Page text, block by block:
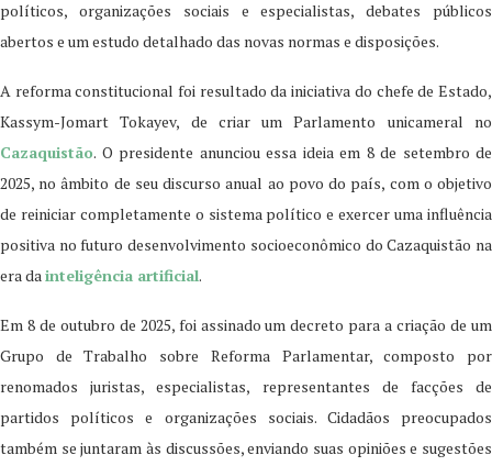
políticos, organizações sociais e especialistas, debates públicos
abertos e um estudo detalhado das novas normas e disposições.
A reforma constitucional foi resultado da iniciativa do chefe de Estado,
Kassym-Jomart Tokayev, de criar um Parlamento unicameral no
Cazaquistão. O presidente anunciou essa ideia em 8 de setembro de
2025, no âmbito de seu discurso anual ao povo do país, com o objetivo
de reiniciar completamente o sistema político e exercer uma influência
positiva no futuro desenvolvimento socioeconômico do Cazaquistão na
era dainteligência artificial.
Em 8 de outubro de 2025, foi assinado um decreto para a criação de um
Grupo de Trabalho sobre Reforma Parlamentar, composto por
renomados juristas, especialistas, representantes de facções de
partidos políticos e organizações sociais. Cidadãos preocupados
também se juntaram às discussões, enviando suas opiniões e sugestões